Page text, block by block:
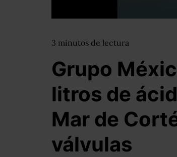
3 minutos de lectura
Grupo
litros de
Mar de
válvulas